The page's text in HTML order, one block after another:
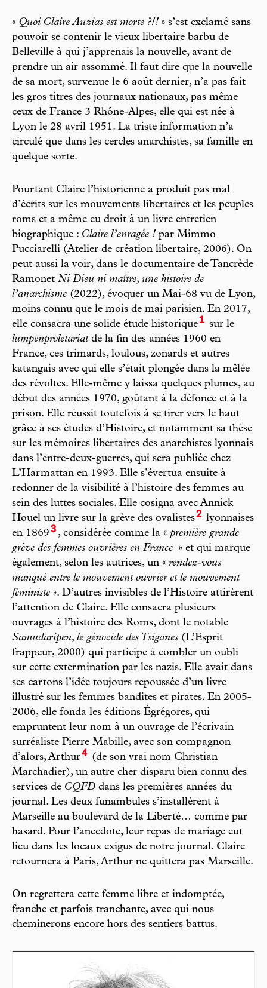
« Quoi Claire Auzias est morte ?!! » s’est exclamé sans
pouvoir se contenir le vieux libertaire barbu de
Belleville à qui j’apprenais la nouvelle, avant de
prendre un air assommé. Il faut dire que la nouvelle
de sa mort, survenue le 6 août dernier, n’a pas fait
les gros titres des journaux nationaux, pas même
ceux de France 3 Rhône-Alpes, elle qui est née à
Lyon le 28 avril 1951. La triste information n’a
circulé que dans les cercles anarchistes, sa famille en
quelque sorte.
Pourtant Claire l’historienne a produit pas mal
d’écrits sur les mouvements libertaires et les peuples
roms et a même eu droit à un livre entretien
biographique : Claire l’enragée ! par Mimmo
Pucciarelli (Atelier de création libertaire, 2006). On
peut aussi la voir, dans le documentaire de Tancrède
Ramonet Ni Dieu ni maître, une histoire de
l’anarchisme (2022), évoquer un Mai-68 vu de Lyon,
moins connu que le mois de mai parisien. En 2017,
elle consacra une solide étude historique1 sur le
lumpenproletariatde la fin des années 1960 en
France, ces trimards, loulous, zonards et autres
katangais avec qui elle s’était plongée dans la mêlée
des révoltes. Elle-même y laissa quelques plumes, au
début des années 1970, goûtant à la défonce et à la
prison. Elle réussit toutefois à se tirer vers le haut
grâce à ses études d’Histoire, et notamment sa thèse
sur les mémoires libertaires des anarchistes lyonnais
dans l’entre-deux-guerres, qui sera publiée chez
L’Harmattan en 1993. Elle s’évertua ensuite à
redonner de la visibilité à l’histoire des femmes au
sein des luttes sociales. Elle cosigna avec Annick
Houel un livre sur la grève des ovalistes2 lyonnaises
en 18693 , considérée comme la « première grande
grève des femmes ouvrières en France » et qui marque
également, selon les autrices, un « rendez-vous
manqué entre le mouvement ouvrier et le mouvement
féministe ». D’autres invisibles de l’Histoire attirèrent
l’attention de Claire. Elle consacra plusieurs
ouvrages à l’histoire des Roms, dont le notable
Samudaripen, le génocide des Tsiganes (L’Esprit
frappeur, 2000) qui participe à combler un oubli
sur cette extermination par les nazis. Elle avait dans
ses cartons l’idée toujours repoussée d’un livre
illustré sur les femmes bandites et pirates. En 2005-
2006, elle fonda les éditions Égrégores, qui
empruntent leur nom à un ouvrage de l’écrivain
surréaliste Pierre Mabille, avec son compagnon
d’alors, Arthur4 (de son vrai nom Christian
Marchadier), un autre cher disparu bien connu des
services de CQFD dans les premières années du
journal. Les deux funambules s’installèrent à
Marseille au boulevard de la Liberté… comme par
hasard. Pour l’anecdote, leur repas de mariage eut
lieu dans les locaux exigus de notre journal. Claire
retournera à Paris, Arthur ne quittera pas Marseille.
On regrettera cette femme libre et indomptée,
franche et parfois tranchante, avec qui nous
cheminerons encore hors des sentiers battus.